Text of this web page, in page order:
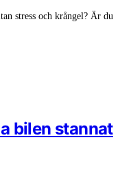
stress och krångel? Är du
bilen stannat